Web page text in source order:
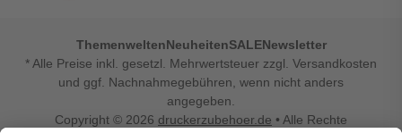
ThemenweltenNeuheitenSALENewsletter
* Alle Preise inkl. gesetzl. Mehrwertsteuer zzgl. Versandkosten
und ggf. Nachnahmegebühren, wenn nicht anders
angegeben.
Copyright © 2026 druckerzubehoer.de • Alle Rechte